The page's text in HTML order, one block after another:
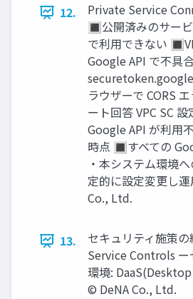
12.
Private Service
🔳公開済みのサー
で利⽤できない
Google API で不具
ラウザーで CORS
ート回答 VPC SC
Google API が利⽤
時点 🔳すべての
‧本システム環境
定的に設定変更し
Co., Ltd.
13.
セキュリティ施策の
Service Controls ー
環境:
© DeNA Co., Ltd.